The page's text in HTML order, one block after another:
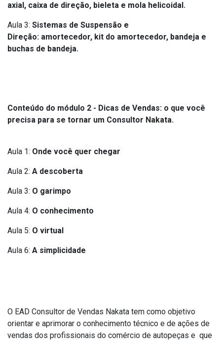
axial, caixa de direção, bieleta e mola helicoidal.
Aula 3: Sistemas de Suspensão e
Direção: amortecedor, kit do amortecedor, bandeja e
buchas de bandeja.
Conteúdo do módulo 2 - Dicas de Vendas: o que você
precisa para se tornar um Consultor Nakata.
Aula 1: Onde você quer chegar
Aula 2: A descoberta
Aula 3: O garimpo
Aula 4: O conhecimento
Aula 5: O virtual
Aula 6: A simplicidade
O EAD Consultor de Vendas Nakata tem como objetivo
orientar e aprimorar o conhecimento técnico e de ações de
vendas dos profissionais do comércio de autopeças e que